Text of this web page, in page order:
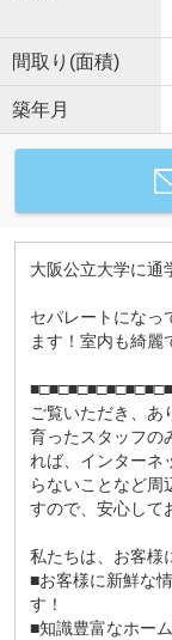
間取り(面積)
築年月
大阪公立大学に通
セパレートになっ
ます！室内も綺麗
ご覧いただき、あ
育ったスタッフの
れば、インターネ
らないことなど周
すので、安心して
私たちは、お客様
■お客様に新鮮な
す！
■知識豊富なホー